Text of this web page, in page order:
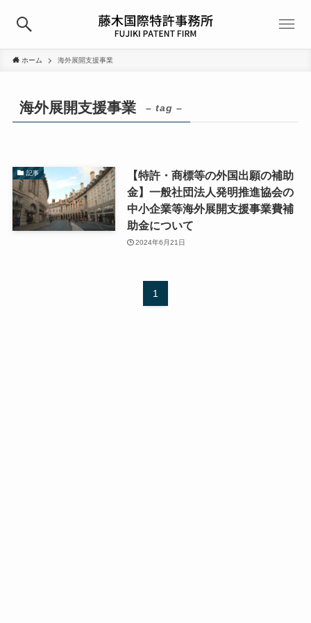
ホーム 海外展開支援事業
海外展開支援事業 – tag –
記事
【特許・商標等の外国出願の補助
金】一般社団法人発明推進協会の
中小企業等海外展開支援事業費補
助金について
2024年6月21日
1